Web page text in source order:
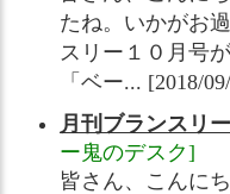
たね。いかがお
スリー１０月号
「ベー... [2018/
月刊ブランスリ
ー鬼のデスク]
皆さん、こんに